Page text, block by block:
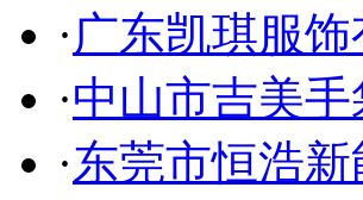
·广东凯琪服
·中山市吉美
·东莞市恒浩